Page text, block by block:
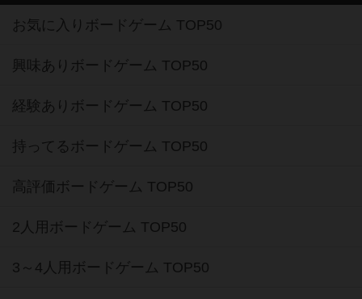
お気に入りボードゲーム TOP50
興味ありボードゲーム TOP50
経験ありボードゲーム TOP50
持ってるボードゲーム TOP50
高評価ボードゲーム TOP50
2人用ボードゲーム TOP50
3～4人用ボードゲーム TOP50